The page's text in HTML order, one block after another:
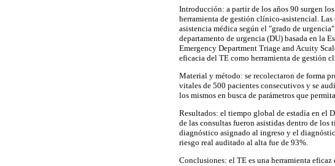
Introducción: a partir de los años 90 surgen
herramienta de gestión clínico-asistencial.
asistencia médica según el "grado de
departamento de urgencia (DU) basada en la
Emergency Department Triage and Acuity
eficacia del TE como herramienta de gestión
Material y método: se recolectaron de forma
vitales de 500 pacientes consecutivos y se
los mismos en busca de parámetros que
Resultados: el tiempo global de estadía en el
de las consultas fueron asistidas dentro de
diagnóstico asignado al ingreso y el
riesgo real auditado al alta fue de 93%.
Conclusiones: el TE es una herramienta